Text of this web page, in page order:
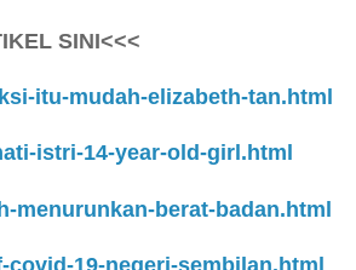
SINI<<<
itu-mudah-elizabeth-tan.html
istri-14-year-old-girl.html
menurunkan-berat-badan.html
19-negeri-sembilan.html